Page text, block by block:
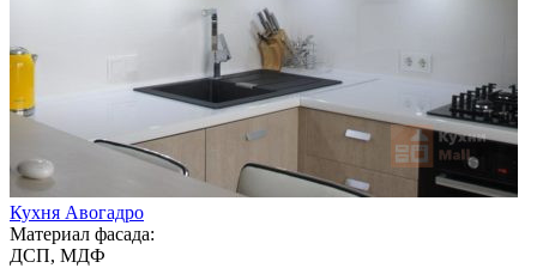
Кухня Авогадро
Материал фасада:
ДСП, МДФ